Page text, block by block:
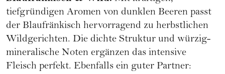
tiefgründigen Aromen von dunklen Beeren passt
der Blaufränkisch hervorragend zu herbstlichen
Wildgerichten. Die dichte Struktur und würzig-
mineralische Noten ergänzen das intensive
Fleisch perfekt. Ebenfalls ein guter Partner: